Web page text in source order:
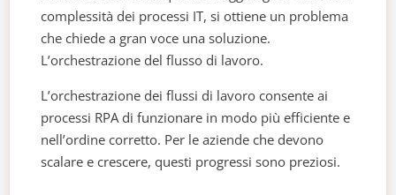
complessità dei processi IT, si ottiene un problema
che chiede a gran voce una soluzione.
L’orchestrazione del flusso di lavoro.
L’orchestrazione dei flussi di lavoro consente ai
processi RPA di funzionare in modo più efficiente e
nell’ordine corretto. Per le aziende che devono
scalare e crescere, questi progressi sono preziosi.